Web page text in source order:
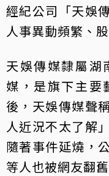
經紀公司「天娛
人事異動頻繁、
天娛傳媒隸屬湖
媒，是旗下主要
後，天娛傳媒聲
人近況不太了解
隨著事件延燒，
等人也被網友翻